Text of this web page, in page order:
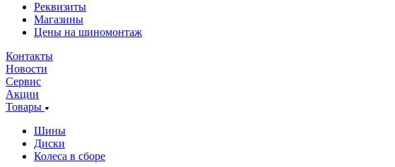
Реквизиты
Магазины
Цены на шиномонтаж
Контакты
Новости
Сервис
Акции
Товары
Шины
Диски
Колеса в сборе